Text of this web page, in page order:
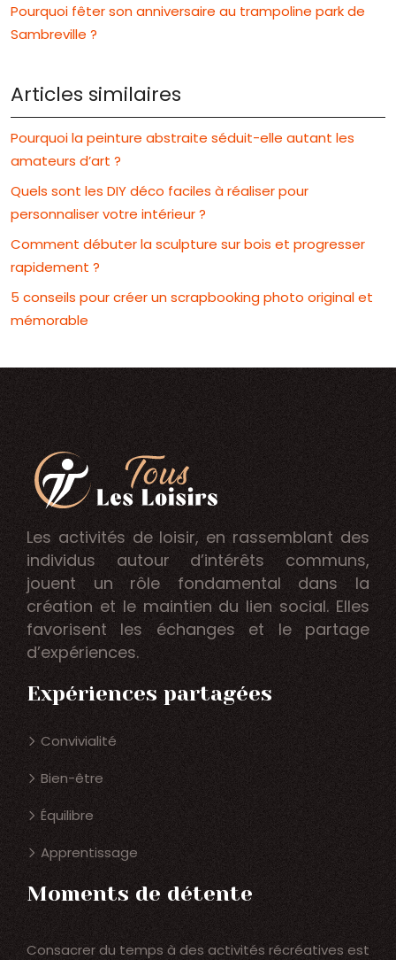
Pourquoi fêter son anniversaire au trampoline park de
Sambreville ?
Articles similaires
Pourquoi la peinture abstraite séduit-elle autant les
amateurs d’art ?
Quels sont les DIY déco faciles à réaliser pour
personnaliser votre intérieur ?
Comment débuter la sculpture sur bois et progresser
rapidement ?
5 conseils pour créer un scrapbooking photo original et
mémorable
Les activités de loisir, en rassemblant des
individus autour d’intérêts communs,
jouent un rôle fondamental dans la
création et le maintien du lien social. Elles
favorisent les échanges et le partage
d’expériences.
Expériences partagées
Convivialité
Bien-être
Équilibre
Apprentissage
Moments de détente
Consacrer du temps à des activités récréatives est